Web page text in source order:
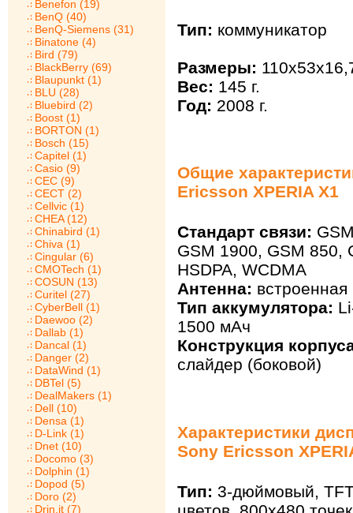
Benefon (19)
BenQ (40)
BenQ-Siemens (31)
Binatone (4)
Bird (79)
BlackBerry (69)
Blaupunkt (1)
BLU (28)
Bluebird (2)
Boost (1)
BORTON (1)
Bosch (15)
Capitel (1)
Casio (9)
CEC (9)
CECT (2)
Cellvic (1)
CHEA (12)
Chinabird (1)
Chiva (1)
Cingular (6)
CMOTech (1)
COSUN (13)
Curitel (27)
CyberBell (1)
Daewoo (2)
Dallab (1)
Dancal (1)
Danger (2)
DataWind (1)
DBTel (5)
DealMakers (1)
Dell (10)
Densa (1)
D-Link (1)
Dnet (10)
Docomo (3)
Dolphin (1)
Dopod (5)
Doro (2)
Drin.it (7)
Тип: коммуникатор
Размеры:
Вес: 145 г.
Год: 2008 г.
Общие
Ericsson XPERIA X1
Стандарт связи:
GSM 1900, GSM 850,
HSDPA, WCDMA
Антенна: встроенная
Тип аккумулятора:
1500 мАч
Конструкция
слайдер (боковой)
Характеристики
Sony Ericsson
Тип: 3-дюймовый,